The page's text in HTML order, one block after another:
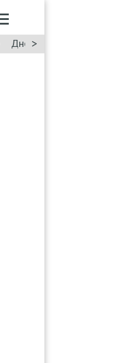
Дневник: Лада Искра
>